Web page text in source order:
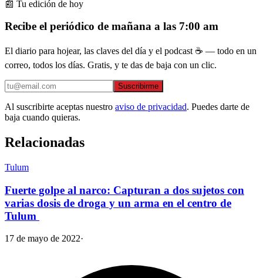
📰 Tu edición de hoy
Recibe el periódico de mañana a las 7:00 am
El diario para hojear, las claves del día y el podcast ☕ — todo en un
correo, todos los días. Gratis, y te das de baja con un clic.
Suscribirme
Al suscribirte aceptas nuestro aviso de privacidad. Puedes darte de
baja cuando quieras.
Relacionadas
Tulum
Fuerte golpe al narco: Capturan a dos sujetos con
varias dosis de droga y un arma en el centro de
Tulum
17 de mayo de 2022·